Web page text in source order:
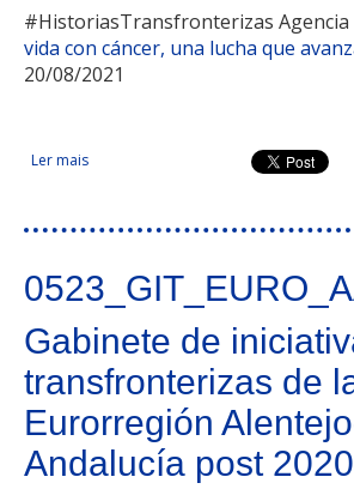
#HistoriasTransfronterizas Agencia
vida con cáncer, una lucha que
20/08/2021
Ler mais acerca de Movimiento oncológico por
Gabinete de
transfronterizas de
Eurorregión
Andalucía post 2020